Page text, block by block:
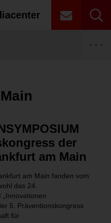
der
am Main
am Main fanden vom
das 24.
„Innovationen
5. Präventionskongress
für